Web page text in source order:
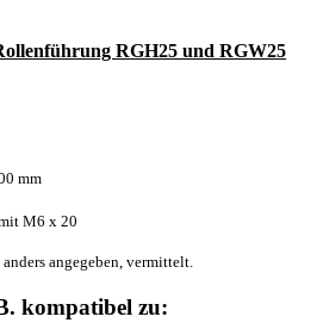
RGH25 und RGW25
mm
M6 x 20
angegeben, vermittelt.
kompatibel zu: